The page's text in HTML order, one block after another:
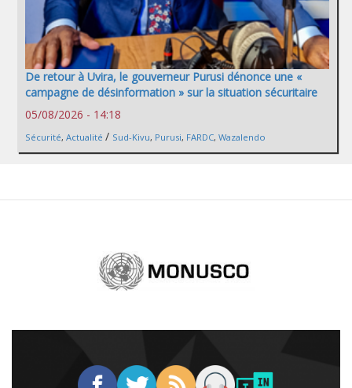
De retour à Uvira, le gouverneur Purusi dénonce une «
campagne de désinformation » sur la situation sécuritaire
05/08/2026 - 14:18
Sécurité, Actualité / Sud-Kivu, Purusi, FARDC, Wazalendo